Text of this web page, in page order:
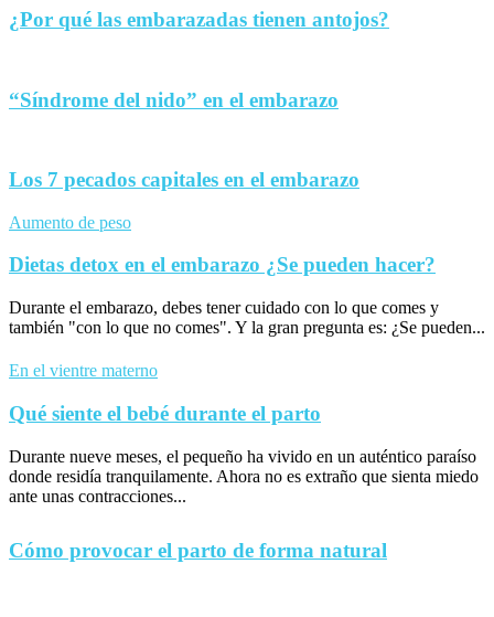
¿Por qué las embarazadas tienen antojos?
“Síndrome del nido” en el embarazo
Los 7 pecados capitales en el embarazo
Aumento de peso
Dietas detox en el embarazo ¿Se pueden hacer?
Durante el embarazo, debes tener cuidado con lo que comes y
también "con lo que no comes". Y la gran pregunta es: ¿Se pueden...
En el vientre materno
Qué siente el bebé durante el parto
Durante nueve meses, el pequeño ha vivido en un auténtico paraíso
donde residía tranquilamente. Ahora no es extraño que sienta miedo
ante unas contracciones...
Cómo provocar el parto de forma natural